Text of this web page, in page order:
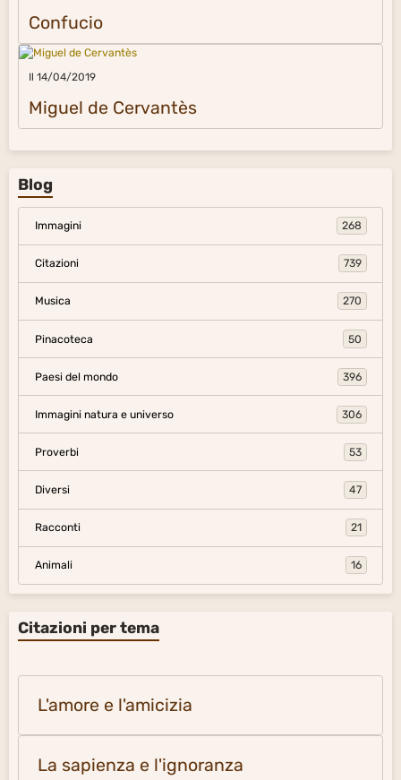
Confucio
Il 14/04/2019
Miguel de Cervantès
Blog
Immagini 268
Citazioni 739
Musica 270
Pinacoteca 50
Paesi del mondo 396
Immagini natura e universo 306
Proverbi 53
Diversi 47
Racconti 21
Animali 16
Citazioni per tema
L'amore e l'amicizia
La sapienza e l'ignoranza